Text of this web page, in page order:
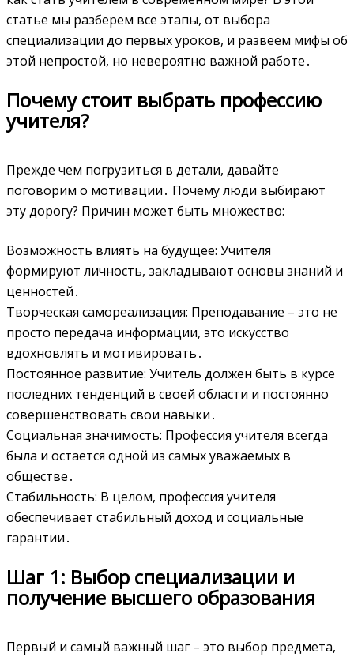
статье мы разберем все этапы, от выбора
специализации до первых уроков, и развеем мифы об
этой непростой, но невероятно важной работе․
Почему стоит выбрать профессию
учителя?
Прежде чем погрузиться в детали, давайте
поговорим о мотивации․ Почему люди выбирают
эту дорогу? Причин может быть множество:
Возможность влиять на будущее: Учителя
формируют личность, закладывают основы знаний и
ценностей․
Творческая самореализация: Преподавание – это не
просто передача информации, это искусство
вдохновлять и мотивировать․
Постоянное развитие: Учитель должен быть в курсе
последних тенденций в своей области и постоянно
совершенствовать свои навыки․
Социальная значимость: Профессия учителя всегда
была и остается одной из самых уважаемых в
обществе․
Стабильность: В целом, профессия учителя
обеспечивает стабильный доход и социальные
гарантии․
Шаг 1: Выбор специализации и
получение высшего образования
Первый и самый важный шаг – это выбор предмета,